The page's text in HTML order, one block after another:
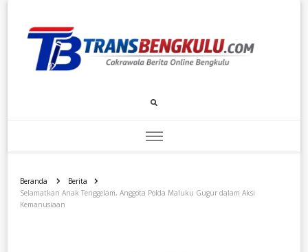
Transbengkulu.com
Beranda
Berita
Selamatkan Anak Tenggelam, Anggota Polda Maluku Gugur dalam Aksi
Kemanusiaan